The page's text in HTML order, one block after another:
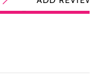
Ringan